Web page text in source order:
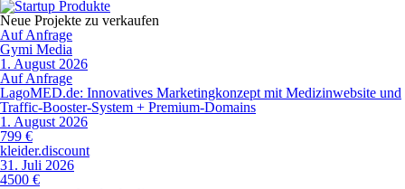
Neue Projekte zu verkaufen
Auf Anfrage
Gymi Media
1. August 2026
Auf Anfrage
LagoMED.de: Innovatives Marketingkonzept mit Medizinwebsite und
Traffic-Booster-System + Premium-Domains
1. August 2026
799 €
kleider.discount
31. Juli 2026
4500 €